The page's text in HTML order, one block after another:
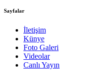
Sayfalar
İletişim
Künye
Foto Galeri
Videolar
Canlı Yayın